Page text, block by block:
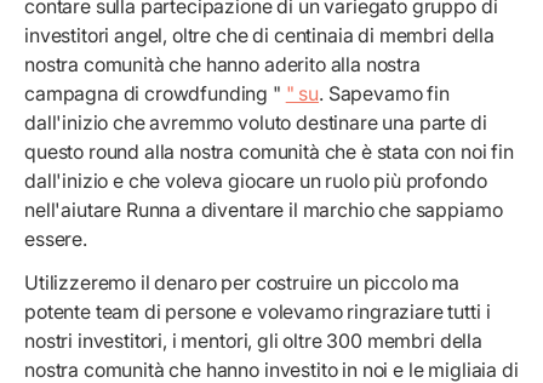
contare sulla partecipazione di un variegato gruppo di
investitori angel, oltre che di centinaia di membri della
nostra comunità che hanno aderito alla nostra
campagna di crowdfunding " " su. Sapevamo fin
dall'inizio che avremmo voluto destinare una parte di
questo round alla nostra comunità che è stata con noi fin
dall'inizio e che voleva giocare un ruolo più profondo
nell'aiutare Runna a diventare il marchio che sappiamo
essere.
Utilizzeremo il denaro per costruire un piccolo ma
potente team di persone e volevamo ringraziare tutti i
nostri investitori, i mentori, gli oltre 300 membri della
nostra comunità che hanno investito in noi e le migliaia di